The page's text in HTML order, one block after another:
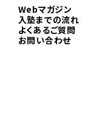
Webマガジン
入塾までの流れ
よくあるご質問
お問い合わせ